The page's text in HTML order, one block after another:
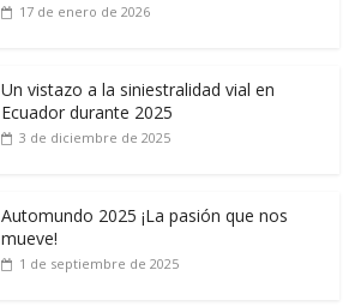
17 de enero de 2026
Un vistazo a la siniestralidad vial en
Ecuador durante 2025
3 de diciembre de 2025
Automundo 2025 ¡La pasión que nos
mueve!
1 de septiembre de 2025